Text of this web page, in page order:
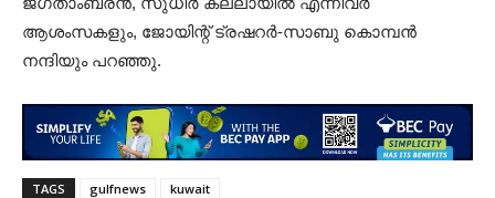
ആശംസകളും, ജോയിന്റ് ട്രഷറർ-സാബു കൊമ്പൻ
നന്ദിയും പറഞ്ഞു.
TAGS gulfnews kuwait